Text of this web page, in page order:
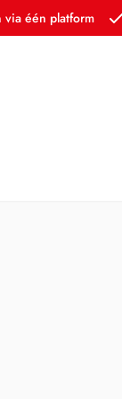
via één platform